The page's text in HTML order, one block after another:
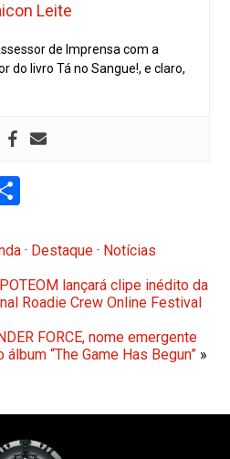
Leite
de Imprensa com a
do livro Tá no Sangue!, e claro,
· Destaque · Notícias
lançará clipe inédito da
Roadie Crew Online Festival
FORCE, nome emergente
“The Game Has Begun” »